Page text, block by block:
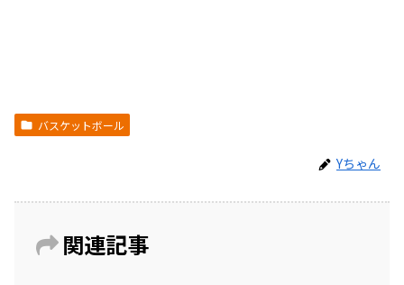
バスケットボール
Yちゃん
関連記事